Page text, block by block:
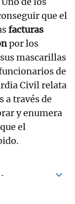
que el
facturas
por los
mascarillas
de
Civil relata
a través de
y enumera
el